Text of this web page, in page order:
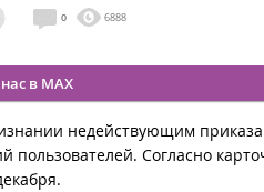
0 6888
в MAX
недействующим
Согласно